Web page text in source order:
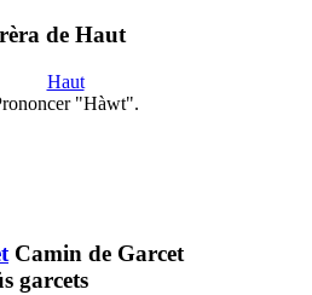
de Haut
Haut
"Hàwt".
Camin de Garcet
garcets